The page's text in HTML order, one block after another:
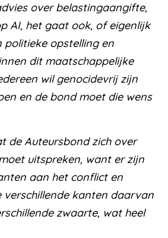
over belastingaangifte,
AI, het gaat ook, of eigenlijk
politieke opstelling en
dit maatschappelijke
wil genocidevrij zijn
en de bond moet die wens
de Auteursbond zich over
uitspreken, want er zijn
aan het conflict en
verschillende kanten daarvan
zwaarte, wat heel